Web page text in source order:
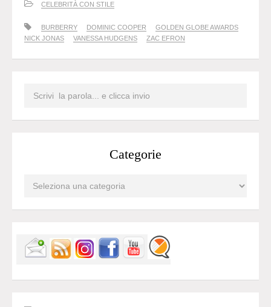
CELEBRITÀ CON STILE
BURBERRY DOMINIC COOPER
GOLDEN GLOBE AWARDS
NICK JONAS
VANESSA HUDGENS ZAC EFRON
Categorie